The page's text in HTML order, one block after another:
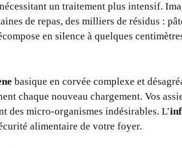
un traitement plus intensif.
de repas, des milliers de résidus :
en silence à quelques
basique en corvée complexe et
chaque nouveau chargement. Vos
des micro-organismes indésirables. L’
alimentaire de votre foyer.